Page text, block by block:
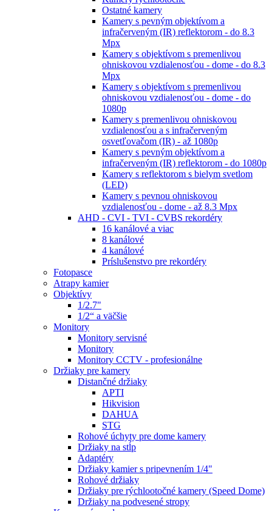
Ostatné kamery
Kamery s pevným objektívom a
infračerveným (IR) reflektorom - do 8.3
Mpx
Kamery s objektívom s premenlivou
ohniskovou vzdialenosťou - dome - do 8.3
Mpx
Kamery s objektívom s premenlivou
ohniskovou vzdialenosťou - dome - do
1080p
Kamery s premenlivou ohniskovou
vzdialenosťou a s infračerveným
osvetľovačom (IR) - až 1080p
Kamery s pevným objektívom a
infračerveným (IR) reflektorom - do 1080p
Kamery s reflektorom s bielym svetlom
(LED)
Kamery s pevnou ohniskovou
vzdialenosťou - dome - až 8.3 Mpx
AHD - CVI - TVI - CVBS rekordéry
16 kanálové a viac
8 kanálové
4 kanálové
Príslušenstvo pre rekordéry
Fotopasce
Atrapy kamier
Objektívy
1/2.7"
1/2“ a väčšie
Monitory
Monitory servisné
Monitory
Monitory CCTV - profesionálne
Držiaky pre kamery
Distančné držiaky
APTI
Hikvision
DAHUA
STG
Rohové úchyty pre dome kamery
Držiaky na stĺp
Adaptéry
Držiaky kamier s pripevnením 1/4"
Rohové držiaky
Držiaky pre rýchlootočné kamery (Speed Dome)
Držiaky na podvesené stropy